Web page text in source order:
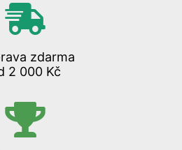
zdarma
2 000 Kč